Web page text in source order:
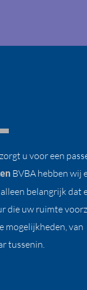
u voor een
BVBA hebben wij
belangrijk dat
die uw ruimte
mogelijkheden, van
tussenin.